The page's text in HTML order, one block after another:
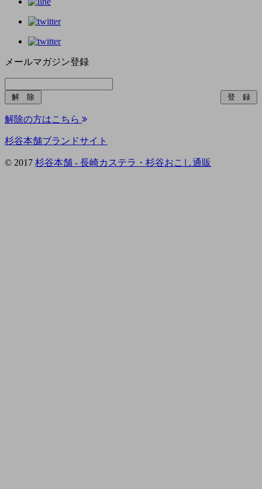
メールマガジン登録
解除の方はこちら
杉谷本舗ブランドサイト
© 2017 杉谷本舗 - 長崎カステラ・杉谷おこし通販